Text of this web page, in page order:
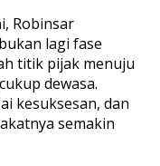
Robinsar
lagi fase
titik pijak menuju
dewasa.
kesuksesan, dan
semakin